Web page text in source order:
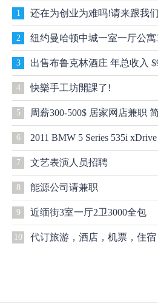
1 还在为创业为难吗!请来跟我
吧
2 纽约曼哈顿中城一室一厅公寓
3 出售布鲁克林酒庄 年总收入
4 快樂手工坊開課了!
5 周薪300-500$ 居家网店兼职
6 2011 BMW 5 Series 535i
7 文艺表演人员招聘
8 能源公司请兼职
9 近缅街3室一厅2卫3000全包
10 代订旅游，酒店，机票，住